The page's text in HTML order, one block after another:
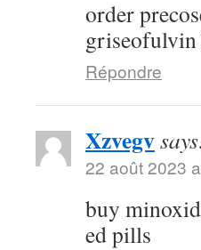
order
griseofulvin
Répondre
Xzvegv
22 août 2023
buy
ed pills